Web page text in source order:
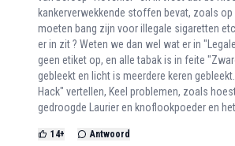
kankerverwekkende stoffen bevat, zoals
moeten bang zijn voor illegale sigaretten
er in zit ? Weten we dan wel wat er in
geen etiket op, en alle tabak is in feite
gebleekt en licht is meerdere keren
Hack" vertellen, Keel problemen, zoals
gedroogde Laurier en knoflookpoeder en
14+ Antwoord